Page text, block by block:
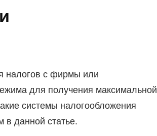
налогов с фирмы или
для получения максимальной
системы налогообложения
в данной статье.